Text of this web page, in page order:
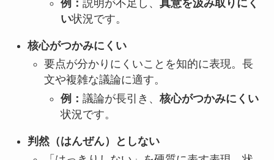
例： 説明が不足し、 真意を汲み取りにく
い状況です。
核心がつかみにくい
要点が分かりにくいことを知的に表現。長
文や複雑な議論に適す。
例： 議論が長引き、 核心がつかみにくい
状況です。
判然（はんぜん）としない